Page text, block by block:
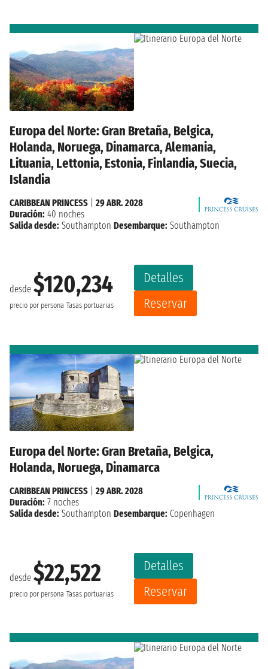
Europa del Norte: Gran Bretaña, Belgica,
Holanda, Noruega, Dinamarca, Alemania,
Lituania, Lettonia, Estonia, Finlandia, Suecia,
Islandia
desde $120,234
precio por persona Tasas portuarias
Detalles
Reservar
CARIBBEAN PRINCESS
29 ABR. 2028
Duración: 40 noches
Salida desde: Southampton Desembarque: Southampton
Europa del Norte: Gran Bretaña, Belgica,
Holanda, Noruega, Dinamarca
desde $22,522
precio por persona Tasas portuarias
Detalles
Reservar
CARIBBEAN PRINCESS
29 ABR. 2028
Duración: 7 noches
Salida desde: Southampton Desembarque: Copenhagen